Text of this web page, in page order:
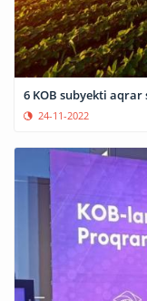
6 KOB subyekti aqrar
24-11-2022